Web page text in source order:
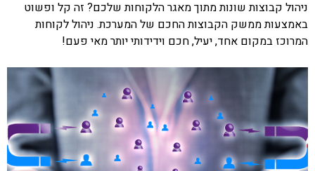
ניהול קבוצות שונות מתוך מאגר הלקוחות שלכם? זה קל ופשוט
באמצעות ממשק הקבוצות החכם של המערכת. ניהול לקוחות
המרוכז במקום אחד, יעיל, חכם וידידותי יותר מאי פעם!